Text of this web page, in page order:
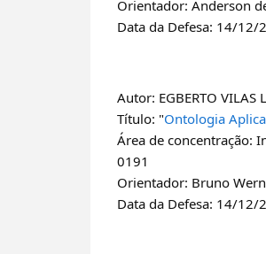
Orientador: Anderson
Data da Defesa: 14/12/
Autor: EGBERTO VILAS
Título: "Ontologia
Área de concentração:
0191
Orientador: Bruno
Data da Defesa: 14/12/